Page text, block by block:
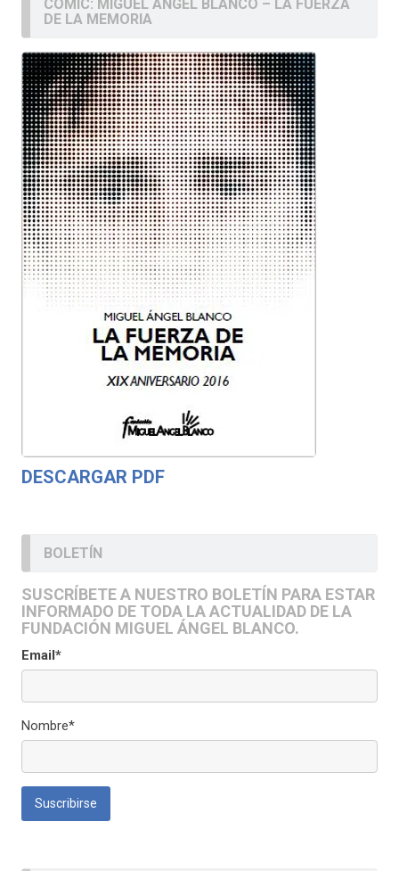
COMIC: MIGUEL ÁNGEL BLANCO – LA FUERZA
DE LA MEMORIA
DESCARGAR PDF
BOLETÍN
SUSCRÍBETE A NUESTRO BOLETÍN PARA ESTAR
INFORMADO DE TODA LA ACTUALIDAD DE LA
FUNDACIÓN MIGUEL ÁNGEL BLANCO.
Email*
Nombre*